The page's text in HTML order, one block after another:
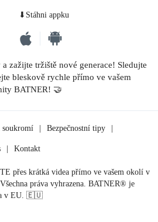
⬇Stáhni appku
zažijte tržiště nové generace! Sledujte
bleskově rychle přímo ve vašem
BATNER! 🤝
soukromí Bezpečnostní tipy
Kontakt
přes krátká videa přímo ve vašem okolí v
práva vyhrazena. BATNER® je
v EU. 🇪🇺